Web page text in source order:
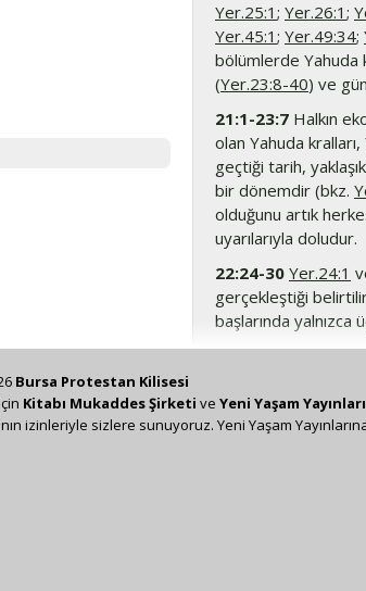
Yer.25:1 ; Yer.26:1 ;
Yer.45:1 ; Yer.49:34;
bölümlerde Yahuda
(Yer.23:8-40) ve
21:1-23:7 Halkın
olan Yahuda
geçtiği tarih,
bir dönemdir (bkz.
olduğunu artık
uyarılarıyla doludur.
22:24-30 Yer.24:1
gerçekleştiği
başlarında yalnızca
22:30Yehoyakin’in
kukla kral olarak
oğluydu (bkz.
Bursa Protestan Kilisesi
Kitabı Mukaddes Şirketi ve Yeni Yaşam
izinleriyle sizlere sunuyoruz. Yeni Yaşam